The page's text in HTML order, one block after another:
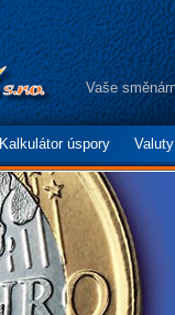
Vaše
Kalkulátor úspory